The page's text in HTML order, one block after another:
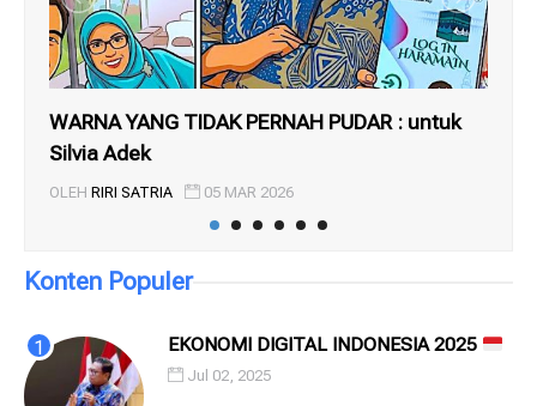
WARNA YANG TIDAK PERNAH PUDAR : untuk
Silvia Adek
OLEH RIRI SATRIA 05 MAR 2026
Konten Populer
EKONOMI DIGITAL INDONESIA 2025
Jul 02, 2025